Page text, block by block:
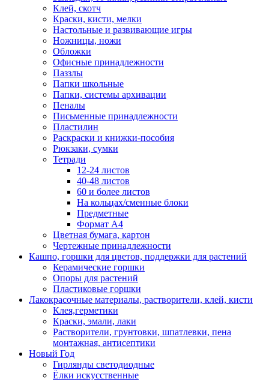
Клей, скотч
Краски, кисти, мелки
Настольные и развивающие игры
Ножницы, ножи
Обложки
Офисные принадлежности
Паззлы
Папки школьные
Папки, системы архивации
Пеналы
Письменные принадлежности
Пластилин
Раскраски и книжки-пособия
Рюкзаки, сумки
Тетради
12-24 листов
40-48 листов
60 и более листов
На кольцах/сменные блоки
Предметные
Формат А4
Цветная бумага, картон
Чертежные принадлежности
Кашпо, горшки для цветов, поддержки для растений
Керамические горшки
Опоры для растений
Пластиковые горшки
Лакокрасочные материалы, растворители, клей, кисти
Клея,герметики
Краски, эмали, лаки
Растворители, грунтовки, шпатлевки, пена
монтажная, антисептики
Новый Год
Гирлянды светодиодные
Ёлки искусственные